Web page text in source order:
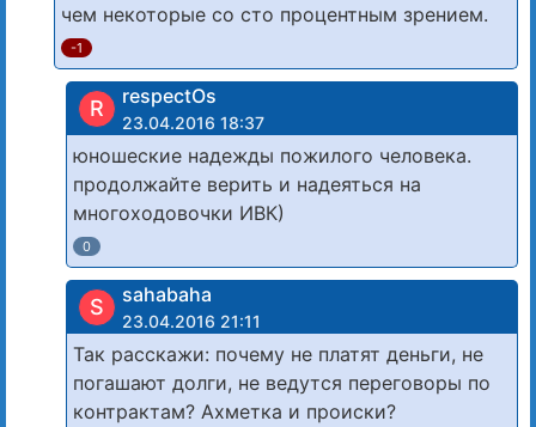
чем некоторые со сто процентным зрением.
-1
R respectOs
23.04.2016 18:37
юношеские надежды пожилого человека.
продолжайте верить и надеяться на
многоходовочки ИВК)
0
S sahabaha
23.04.2016 21:11
Так расскажи: почему не платят деньги, не
погашают долги, не ведутся переговоры по
контрактам? Ахметка и происки?